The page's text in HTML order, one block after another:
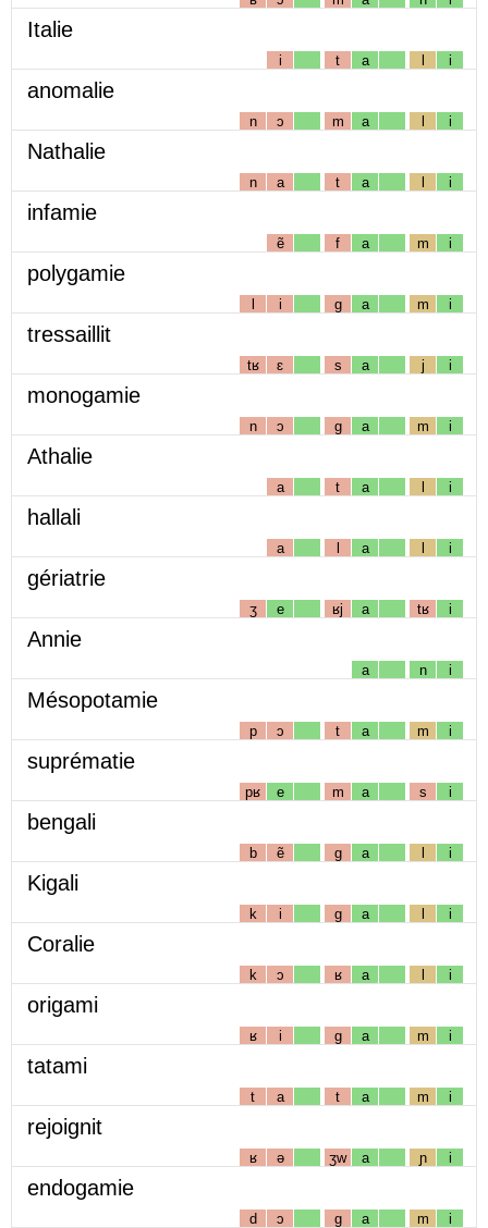
Italie
i t a l i
anomalie
n ɔ m a l i
Nathalie
n a t a l i
infamie
ẽ f a m i
polygamie
l i g a m i
tressaillit
tʁ ɛ s a j i
monogamie
n ɔ g a m i
Athalie
a t a l i
hallali
a l a l i
gériatrie
ʒ e ʁj a tʁ i
Annie
a n i
Mésopotamie
p ɔ t a m i
suprématie
pʁ e m a s i
bengali
b ẽ g a l i
Kigali
k i g a l i
Coralie
k ɔ ʁ a l i
origami
ʁ i g a m i
tatami
t a t a m i
rejoignit
ʁ ə ʒw a ɲ i
endogamie
d ɔ g a m i